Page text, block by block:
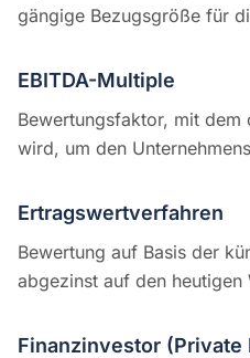
gängige Bezugsgröße für
EBITDA-Multiple
Bewertungsfaktor, mit dem
wird, um den
Ertragswertverfahren
Bewertung auf Basis der
abgezinst auf den heutigen
Finanzinvestor (Private